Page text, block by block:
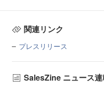
関連リンク
プレスリリース
SalesZine ニュース